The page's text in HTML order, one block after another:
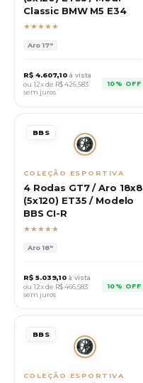
Classic BMW M5 E34
★★★★★
Aro17"
R$ 4.607,10 à vista
ou 12x de R$426,583
sem juros
10% OFF
BBS
COLEÇÃO ESPORTIVA
4 Rodas GT7 / Aro 18x8
(5x120) ET35 / Modelo
BBS CI-R
★★★★★
Aro18"
R$ 5.039,10 à vista
ou 12x de R$466,583
sem juros
10% OFF
BBS
COLEÇÃO ESPORTIVA